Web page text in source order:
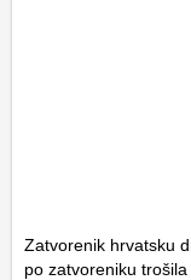
Zatvorenik hrvatsku
po zatvoreniku trošila